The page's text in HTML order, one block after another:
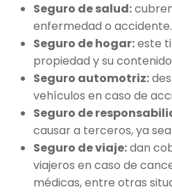
Seguro de salud:
enfermedad o accidente.
Seguro de hogar:este
propiedad y su
Seguro automotriz:
vehículos en caso de
Seguro de
causar a terceros, ya
Seguro de viaje:dan
viajeros en caso de
médicas, entre otras